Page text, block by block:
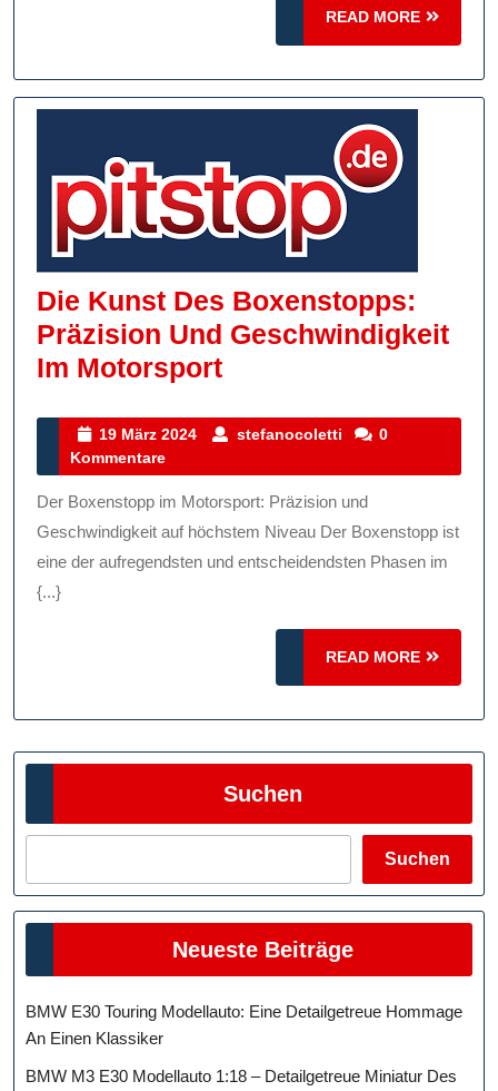
READ MORE
READ
MORE
Die Kunst Des Boxenstopps:
Präzision Und Geschwindigkeit
Im MotorsportDie
Des
Präzision
Und
Geschwindigkeit
Motorsport
19 März 2024
19
2024
stefanocoletti stefanocoletti
0
Kommentare
Der Boxenstopp im Motorsport: Präzision und
Geschwindigkeit auf höchstem Niveau Der Boxenstopp ist
eine der aufregendsten und entscheidendsten Phasen im
{...}
READ MORE
READ
MORE
Suchen
Suchen
Neueste Beiträge
BMW E30 Touring Modellauto: Eine Detailgetreue Hommage
An Einen Klassiker
BMW M3 E30 Modellauto 1:18 – Detailgetreue Miniatur Des